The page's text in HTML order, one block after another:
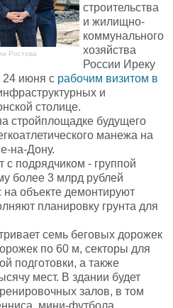
Ростова
строительства
и жилищно-
коммунального
хозяйства
России Иреку
июня с рабочим визитом в
и
столице.
стройплощадке будущего
манежа на
на-Дону.
с подрядчиком - группой
более 3 млрд рублей
объекте демонтируют
планировку грунта для
семь беговых дорожек
по 60 м, секторы для
подготовки, а также
мест. В здании будет
залов, в том
мини-футбола,